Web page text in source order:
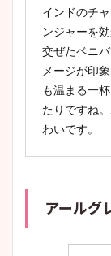
インドのチ
ンジャーを
交ぜたベニ
メージが印
も温まる一
たりですね
わいです。
アールグ